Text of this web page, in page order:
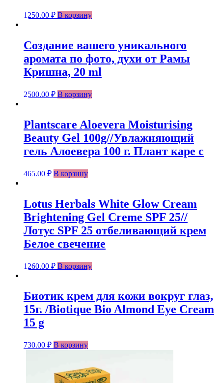
1250.00 ₽ В корзину
Создание вашего уникального
аромата по фото, духи от Рамы
Кришна, 20 ml
2500.00 ₽ В корзину
Plantscare Aloevera Moisturising
Beauty Gel 100g//Увлажняющий
гель Алоевера 100 г. Плант каре с
465.00 ₽ В корзину
Lotus Herbals White Glow Cream
Brightening Gel Creme SPF 25//
Лотус SPF 25 отбеливающий крем
Белое свечение
1260.00 ₽ В корзину
Биотик крем для кожи вокруг глаз,
15г. /Biotique Bio Almond Eye Cream
15 g
730.00 ₽ В корзину